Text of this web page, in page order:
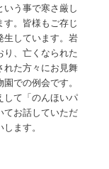
う事で寒さ厳し
。皆様もご存じ
生しています。岩
、亡くなられた
れた方々にお見舞
での例会です。
して「のんほいパ
てお話していただ
ます。